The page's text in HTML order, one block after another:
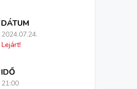
DÁTUM
2024.07.24.
Lejárt!
IDŐ
21:00